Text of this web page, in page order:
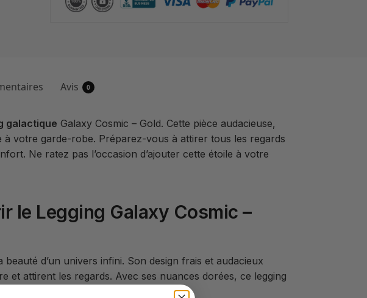
Avis 0
galactique Galaxy Cosmic – Gold. Cette pièce audacieuse,
votre garde-robe. Préparez-vous à attirer tous les regards
Ne ratez pas l’occasion d’ajouter cette étoile à votre
le Legging Galaxy Cosmic –
d’un univers infini. Son design frais et audacieux
et attirent les regards. Avec ses nuances dorées, ce legging